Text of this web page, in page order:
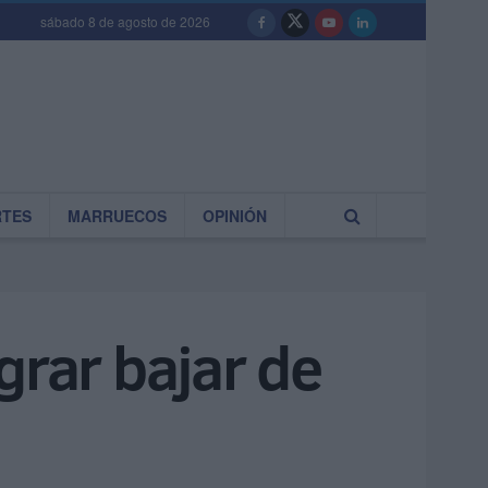
sábado 8 de agosto de 2026
MARRUECOS OPINIÓN
bajar de